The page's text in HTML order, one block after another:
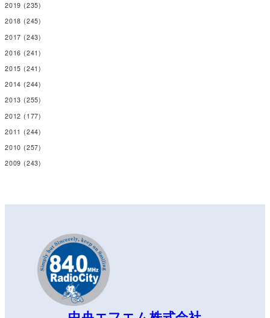
2019 (235)
2018 (245)
2017 (243)
2016 (241)
2015 (241)
2014 (244)
2013 (255)
2012 (177)
2011 (244)
2010 (257)
2009 (243)